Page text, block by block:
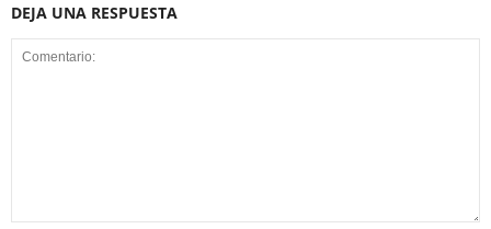
DEJA UNA RESPUESTA